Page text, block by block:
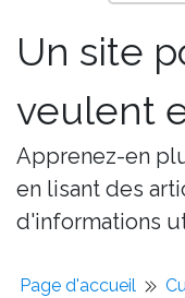
Un site
veulent
Apprenez-en
en lisant des
d'informations
Page d'accueil